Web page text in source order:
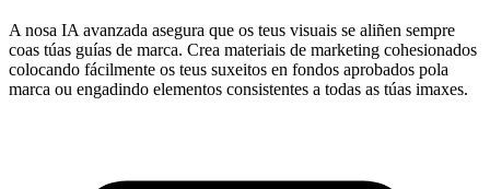
A nosa IA avanzada asegura que os teus visuais se aliñen sempre
coas túas guías de marca. Crea materiais de marketing cohesionados
colocando fácilmente os teus suxeitos en fondos aprobados pola
marca ou engadindo elementos consistentes a todas as túas imaxes.